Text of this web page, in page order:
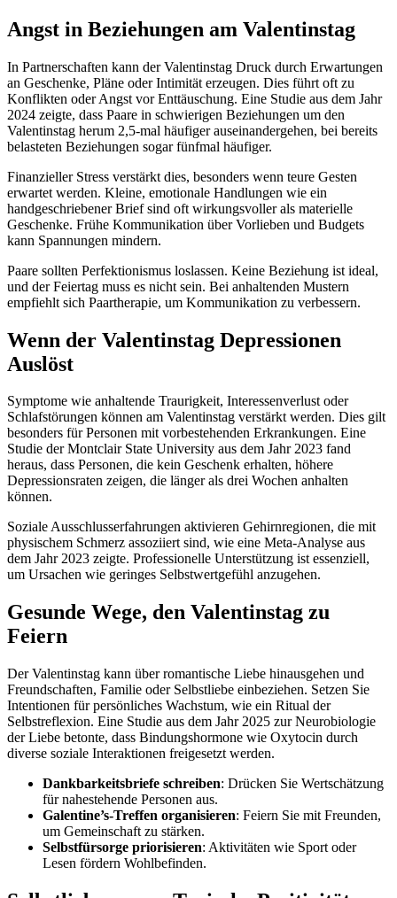
Angst in Beziehungen am Valentinstag
In Partnerschaften kann der Valentinstag Druck durch Erwartungen
an Geschenke, Pläne oder Intimität erzeugen. Dies führt oft zu
Konflikten oder Angst vor Enttäuschung. Eine Studie aus dem Jahr
2024 zeigte, dass Paare in schwierigen Beziehungen um den
Valentinstag herum 2,5-mal häufiger auseinandergehen, bei bereits
belasteten Beziehungen sogar fünfmal häufiger.
Finanzieller Stress verstärkt dies, besonders wenn teure Gesten
erwartet werden. Kleine, emotionale Handlungen wie ein
handgeschriebener Brief sind oft wirkungsvoller als materielle
Geschenke. Frühe Kommunikation über Vorlieben und Budgets
kann Spannungen mindern.
Paare sollten Perfektionismus loslassen. Keine Beziehung ist ideal,
und der Feiertag muss es nicht sein. Bei anhaltenden Mustern
empfiehlt sich Paartherapie, um Kommunikation zu verbessern.
Wenn der Valentinstag Depressionen
Auslöst
Symptome wie anhaltende Traurigkeit, Interessenverlust oder
Schlafstörungen können am Valentinstag verstärkt werden. Dies gilt
besonders für Personen mit vorbestehenden Erkrankungen. Eine
Studie der Montclair State University aus dem Jahr 2023 fand
heraus, dass Personen, die kein Geschenk erhalten, höhere
Depressionsraten zeigen, die länger als drei Wochen anhalten
können.
Soziale Ausschlusserfahrungen aktivieren Gehirnregionen, die mit
physischem Schmerz assoziiert sind, wie eine Meta-Analyse aus
dem Jahr 2023 zeigte. Professionelle Unterstützung ist essenziell,
um Ursachen wie geringes Selbstwertgefühl anzugehen.
Gesunde Wege, den Valentinstag zu
Feiern
Der Valentinstag kann über romantische Liebe hinausgehen und
Freundschaften, Familie oder Selbstliebe einbeziehen. Setzen Sie
Intentionen für persönliches Wachstum, wie ein Ritual der
Selbstreflexion. Eine Studie aus dem Jahr 2025 zur Neurobiologie
der Liebe betonte, dass Bindungshormone wie Oxytocin durch
diverse soziale Interaktionen freigesetzt werden.
Dankbarkeitsbriefe schreiben: Drücken Sie Wertschätzung
für nahestehende Personen aus.
Galentine’s-Treffen organisieren: Feiern Sie mit Freunden,
um Gemeinschaft zu stärken.
Selbstfürsorge priorisieren: Aktivitäten wie Sport oder
Lesen fördern Wohlbefinden.